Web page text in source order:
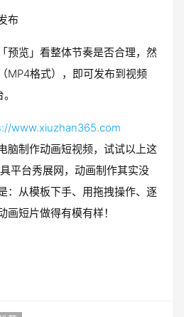
布
预览」看整体节奏是否合理，然
MP4格式），即可发布到视频
www.xiuzhan365.com
脑制作动画短视频，试试以上这
平台秀展网，动画制作其实没
：从模板下手、用拖拽操作、逐
短片做得有模有样！